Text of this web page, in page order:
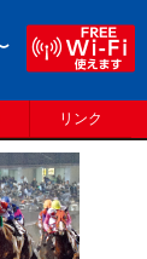
リンク